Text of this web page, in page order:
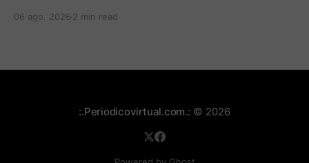
06 ago. 2026 2 min read
:.Periodicovirtual.com.: © 2026